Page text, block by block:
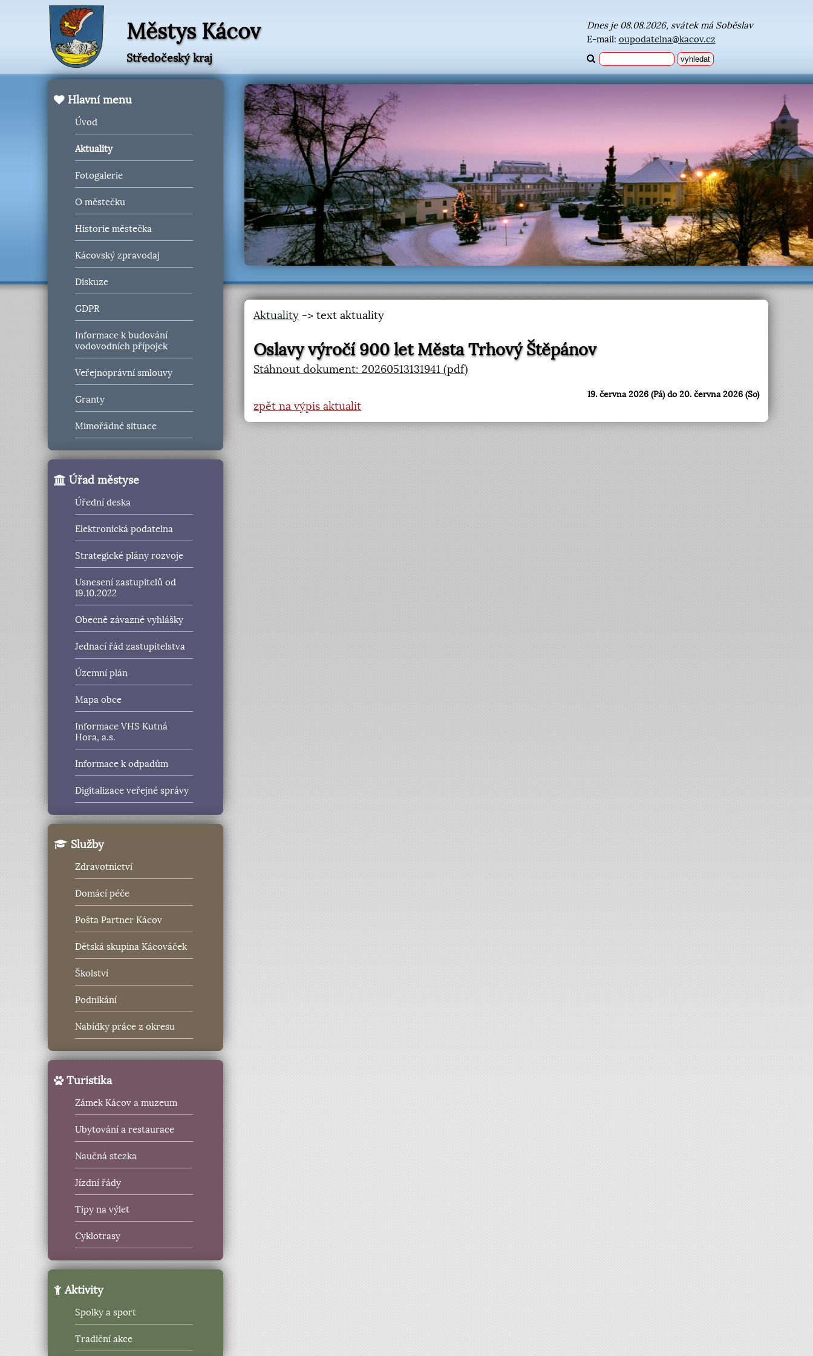
Městys Kácov
Středočeský kraj
Dnes je 08.08.2026, svátek má Soběslav
E-mail: oupodatelna@kacov.cz
Hlavní menu
Úvod
Aktuality
Fotogalerie
O městečku
Historie městečka
Kácovský zpravodaj
Diskuze
GDPR
Informace k budování
vodovodních přípojek
Veřejnoprávní smlouvy
Granty
Mimořádné situace
Úřad městyse
Úřední deska
Elektronická podatelna
Strategické plány rozvoje
Usnesení zastupitelů od
19.10.2022
Obecně závazné vyhlášky
Jednací řád zastupitelstva
Územní plán
Mapa obce
Informace VHS Kutná
Hora, a.s.
Informace k odpadům
Digitalizace veřejné správy
Služby
Zdravotnictví
Domácí péče
Pošta Partner Kácov
Dětská skupina Kácováček
Školství
Podnikání
Nabídky práce z okresu
Turistika
Zámek Kácov a muzeum
Ubytování a restaurace
Naučná stezka
Jízdní řády
Tipy na výlet
Cyklotrasy
Aktivity
Spolky a sport
Tradiční akce
Aktuality -> text aktuality
Oslavy výročí 900 let Města Trhový Štěpánov
Stáhnout dokument: 20260513131941 (pdf)
19. června 2026 (Pá) do 20. června 2026 (So)
zpět na výpis aktualit